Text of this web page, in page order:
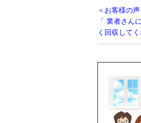
＜お客様の声
「 業者さん
く回収して